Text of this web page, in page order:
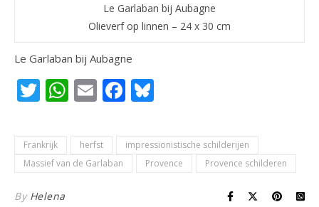
Le Garlaban bij Aubagne
Olieverf op linnen – 24 x 30 cm
Le Garlaban bij Aubagne
Twitter
WhatsApp
EmailFacebook
Frankrijk herfst
impressionistische schilderijen
Massief van de Garlaban
Provence Provence schilderen
By Helena